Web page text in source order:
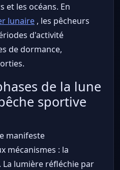
et les océans. En
lunaire , les pêcheurs
d'activité
de dormance,
de la lune
sportive
manifeste
mécanismes : la
lumière réfléchie par